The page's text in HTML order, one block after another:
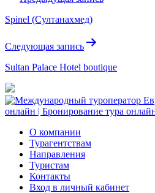
записям
Spinel (Султанахмед)
Следующая запись
Sultan Palace Hotel boutique
О компании
Турагентствам
Направления
Туристам
Контакты
Вход в личный кабинет